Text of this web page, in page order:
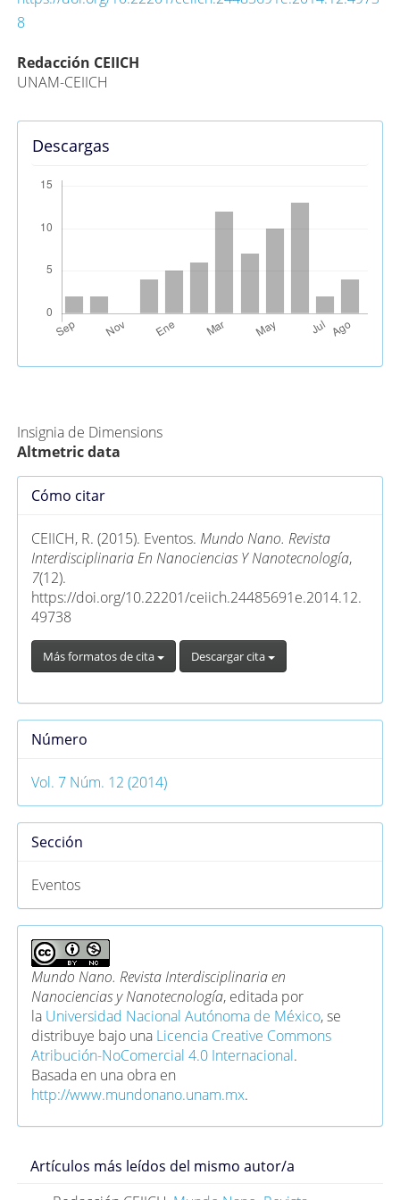
8
Contenido
principal
del
artículo
Redacción CEIICH
UNAM-CEIICH
Descargas
Insignia de Dimensions
Altmetric data
Detalles
artículo
Cómo citar
CEIICH, R. (2015). Eventos. Mundo Nano. Revista
Interdisciplinaria En Nanociencias Y Nanotecnología,
7(12).
https://doi.org/10.22201/ceiich.24485691e.2014.12.
49738
Más formatos de cita Descargar cita
Número
Vol. 7 Núm. 12 (2014)
Sección
Eventos
Mundo Nano. Revista Interdisciplinaria en
Nanociencias y Nanotecnología, editada por
la Universidad Nacional Autónoma de México, se
distribuye bajo una Licencia Creative Commons
Atribución-NoComercial 4.0 Internacional.
Basada en una obra en
http://www.mundonano.unam.mx.
Artículos más leídos del mismo autor/a